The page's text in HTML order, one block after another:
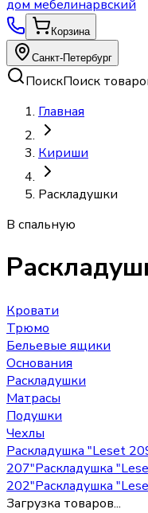
дом мебелинарвский
Корзина
Санкт-Петербург
ПоискПоиск
Главная
Кириши
Раскладушки
В спальную
Кровати
Трюмо
Бельевые ящики
Основания
Раскладушки
Матрасы
Подушки
Чехлы
Раскладушка "Leset
207"Раскладушка
202"Раскладушка
Загрузка товаров...